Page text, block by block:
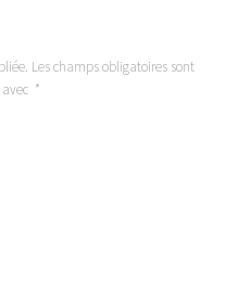
Les champs obligatoires sont
*